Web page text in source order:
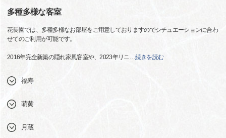
多種多様な客室
花長園では、多種多様なお部屋をご用意しておりますのでシチュエーションに合わ
せてのご利用が可能です。
2016年完全新築の隠れ家風客室や、2023年リニ…続きを読む
福寿
萌黄
月蔵